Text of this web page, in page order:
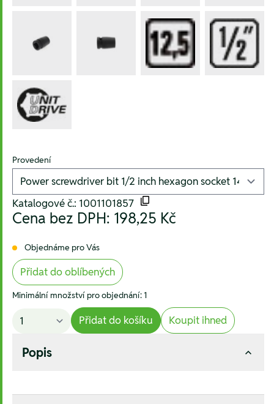
Provedení
Katalogové č.: 1001101857
Cena bez DPH: 198,25 Kč
Objednáme pro Vás
Přidat do oblíbených
Minimální množství pro objednání: 1
Přidat do košíku Koupit ihned
Popis